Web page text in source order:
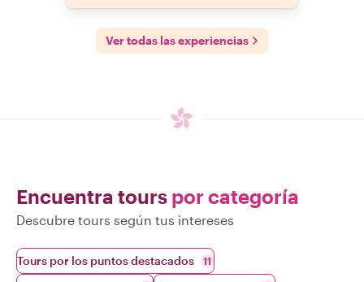
Ver todas las experiencias
Encuentra tours por categoría
Descubre tours según tus intereses
Tours por los puntos destacados 11